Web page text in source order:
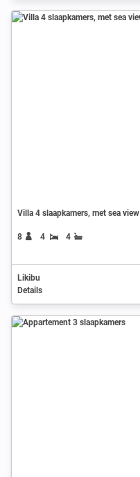
Villa 4 slaapkamers, met sea view
8 4 4
Likibu
Details